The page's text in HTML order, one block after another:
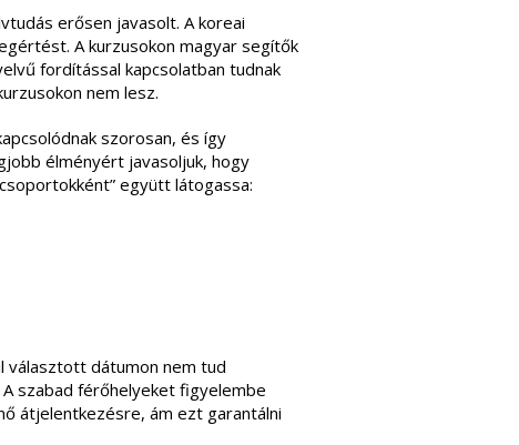
erősen javasolt. A koreai
A kurzusokon magyar segítők
fordítással kapcsolatban tudnak
nem lesz.
szorosan, és így
élményért javasoljuk, hogy
együtt látogassa:
választott dátumon nem tud
szabad férőhelyeket figyelembe
átjelentkezésre, ám ezt garantálni